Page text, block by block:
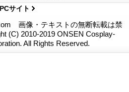
PCサイト
画像・テキストの無断転載は禁
(C) 2010-2019 ONSEN Cosplay-
All Rights Reserved.